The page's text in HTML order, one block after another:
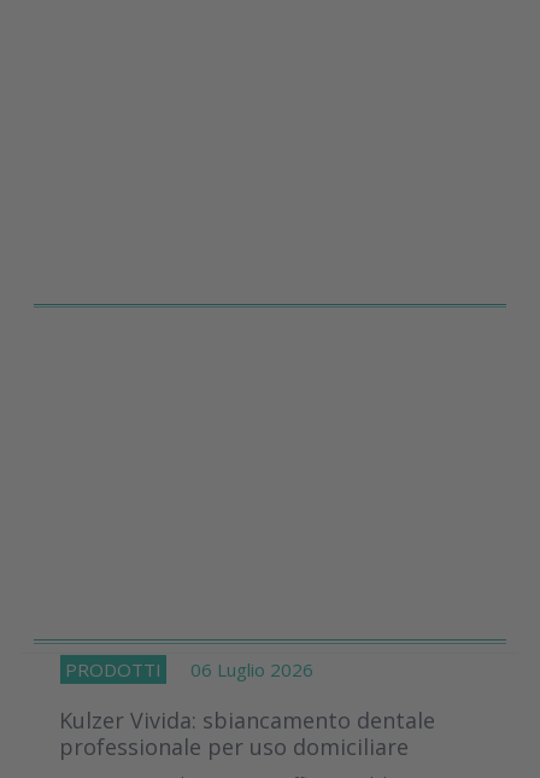
PRODOTTI 06 Luglio 2026
Kulzer Vivida: sbiancamento dentale
professionale per uso domiciliare